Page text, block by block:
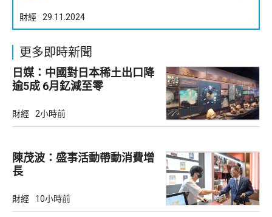
財經 29.11.2024
更多即時新聞
日媒：中國對日本稀土出口降
逾5成 6月釔減至零
財經 2小時前
陳茂波：盛事活動帶動消費增
長
財經 10小時前